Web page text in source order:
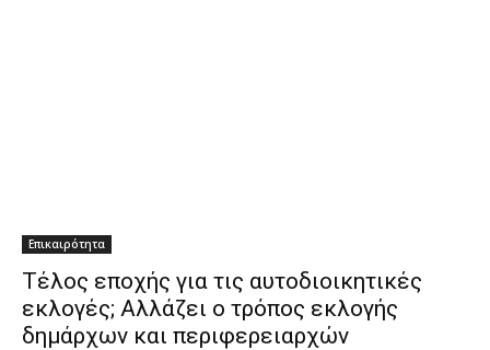
Επικαιρότητα
Τέλος εποχής για τις αυτοδιοικητικές
εκλογές; Αλλάζει ο τρόπος εκλογής
δημάρχων και περιφερειαρχών